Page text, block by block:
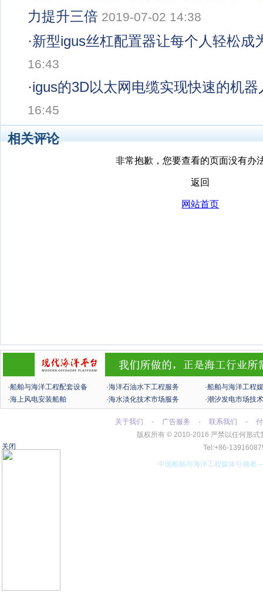
关闭
力提升三倍 2019-07-02 14:38
·新型igus丝杠配置器让每个人轻松成
16:43
·igus的3D以太网电缆实现快速的机器
16:45
相关评论
·船舶与海洋工程配套设备 ·海洋石油水下工程服务
·船舶与海洋工程
·海上风电安装船舶
·海水淡化技术市场服务 ·潮汐发电市场技
关于我们 - 广告服务 - 联系我们 -
版权所有 © 2010-2016 严禁以任何形
Tel:+86-
中国船舶与海洋工程媒体引领者